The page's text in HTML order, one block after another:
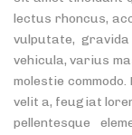
lectus rhoncus,
vulputate,
vehicula, varius
molestie
velit a, feugiat
pellentesque